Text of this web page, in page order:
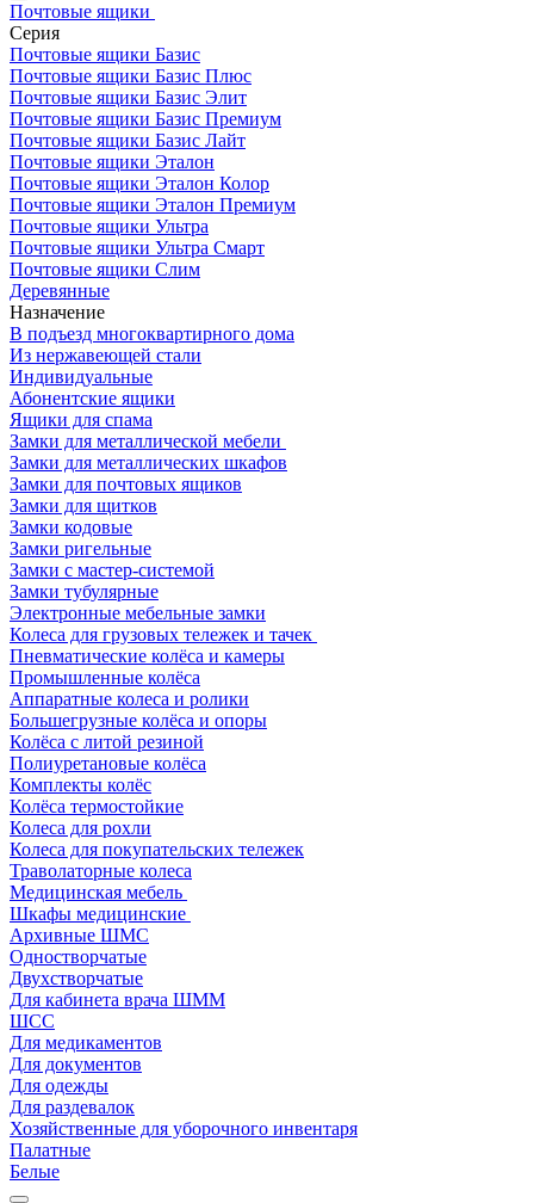
Почтовые ящики
Серия
Почтовые ящики Базис
Почтовые ящики Базис Плюс
Почтовые ящики Базис Элит
Почтовые ящики Базис Премиум
Почтовые ящики Базис Лайт
Почтовые ящики Эталон
Почтовые ящики Эталон Колор
Почтовые ящики Эталон Премиум
Почтовые ящики Ультра
Почтовые ящики Ультра Смарт
Почтовые ящики Слим
Деревянные
Назначение
В подъезд многоквартирного дома
Из нержавеющей стали
Индивидуальные
Абонентские ящики
Ящики для спама
Замки для металлической мебели
Замки для металлических шкафов
Замки для почтовых ящиков
Замки для щитков
Замки кодовые
Замки ригельные
Замки с мастер-системой
Замки тубулярные
Электронные мебельные замки
Колеса для грузовых тележек и тачек
Пневматические колёса и камеры
Промышленные колёса
Аппаратные колеса и ролики
Большегрузные колёса и опоры
Колёса с литой резиной
Полиуретановые колёса
Комплекты колёс
Колёса термостойкие
Колеса для рохли
Колеса для покупательских тележек
Траволаторные колеса
Медицинская мебель
Шкафы медицинские
Архивные ШМС
Одностворчатые
Двухстворчатые
Для кабинета врача ШММ
ШСС
Для медикаментов
Для документов
Для одежды
Для раздевалок
Хозяйственные для уборочного инвентаря
Палатные
Белые